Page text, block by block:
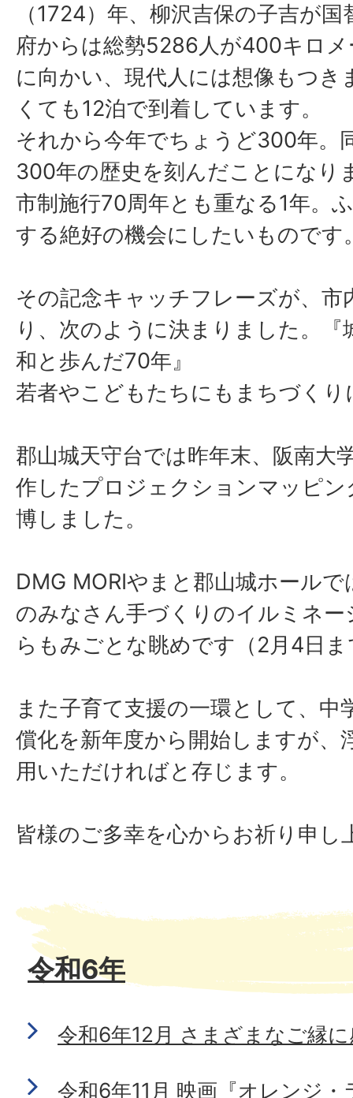
（1724）年、柳沢吉保の子吉が
府からは総勢5286人が400キロ
に向かい、現代人には想像もつき
くても12泊で到着しています。
それから今年でちょうど300年。
300年の歴史を刻んだことになり
市制施行70周年とも重なる1年。
する絶好の機会にしたいものです
その記念キャッチフレーズが、市
り、次のように決まりました。『
和と歩んだ70年』
若者やこどもたちにもまちづくり
郡山城天守台では昨年末、阪南大
作したプロジェクションマッピ
博しました。
DMG MORIやまと郡山城ホール
のみなさん手づくりのイルミネ
らもみごとな眺めです（2月4日
また子育て支援の一環として、中
償化を新年度から開始しますが、
用いただければと存じます。
皆様のご多幸を心からお祈り申し
令和6年
令和6年12月 さまざまなご縁
令和6年11月 映画『オレンジ・